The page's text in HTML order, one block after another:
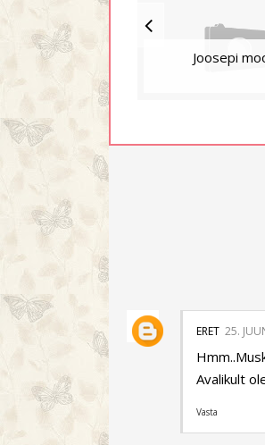
Joosepi
ERET 25.
Avalikult
Vasta